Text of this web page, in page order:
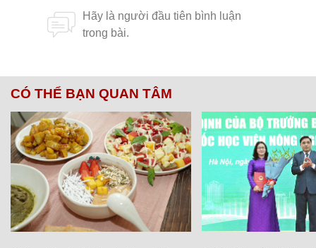
CÓ THỂ BẠN QUAN TÂM